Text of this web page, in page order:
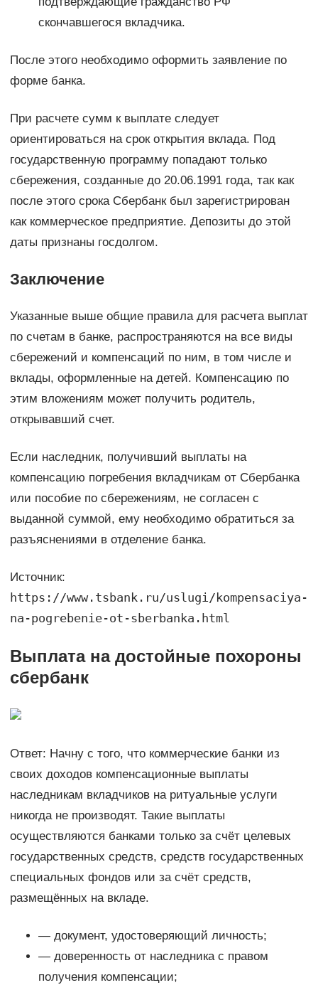
скончавшегося вкладчика.
После этого необходимо оформить заявление по
форме банка.
При расчете сумм к выплате следует
ориентироваться на срок открытия вклада. Под
государственную программу попадают только
сбережения, созданные до 20.06.1991 года, так как
после этого срока Сбербанк был зарегистрирован
как коммерческое предприятие. Депозиты до этой
даты признаны госдолгом.
Заключение
Указанные выше общие правила для расчета выплат
по счетам в банке, распространяются на все виды
сбережений и компенсаций по ним, в том числе и
вклады, оформленные на детей. Компенсацию по
этим вложениям может получить родитель,
открывавший счет.
Если наследник, получивший выплаты на
компенсацию погребения вкладчикам от Сбербанка
или пособие по сбережениям, не согласен с
выданной суммой, ему необходимо обратиться за
разъяснениями в отделение банка.
Источник:
https://www.tsbank.ru/uslugi/kompensaciya-
na-pogrebenie-ot-sberbanka.html
Выплата на достойные похороны
сбербанк
Ответ: Начну с того, что коммерческие банки из
своих доходов компенсационные выплаты
наследникам вкладчиков на ритуальные услуги
никогда не производят. Такие выплаты
осуществляются банками только за счёт целевых
государственных средств, средств государственных
специальных фондов или за счёт средств,
размещённых на вкладе.
— документ, удостоверяющий личность;
— доверенность от наследника с правом
получения компенсации;